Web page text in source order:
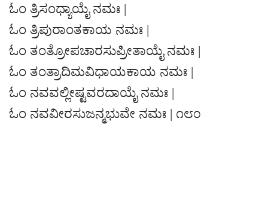
ಓಂ ತ್ರಿಸಂಧ್ಯಾಯೈ ನಮಃ |
ಓಂ ತ್ರಿಪುರಾಂತಕಾಯ ನಮಃ |
ಓಂ ತಂತ್ರೋಪಚಾರಸುಪ್ರೀತಾಯೈ ನಮಃ |
ಓಂ ತಂತ್ರಾದಿಮವಿಧಾಯಕಾಯ ನಮಃ |
ಓಂ ನವವಲ್ಲೀಷ್ಟವರದಾಯೈ ನಮಃ |
ಓಂ ನವವೀರಸುಜನ್ಮಭುವೇ ನಮಃ | ೧೮೦